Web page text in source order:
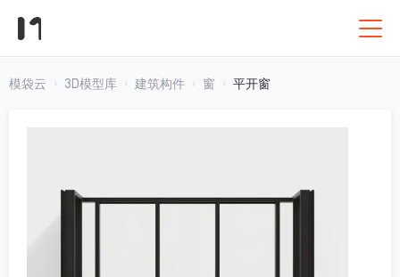
模袋云 3D模型库 建筑构件 窗 平开窗